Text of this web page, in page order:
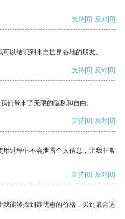
支持[0] 反对[0]
以结识到来自世界各地的朋友。
支持[0] 反对[0]
们带来了无限的隐私和自由。
支持[0] 反对[0]
过程中不会泄露个人信息，让我非常
支持[0] 反对[0]
能够找到最优惠的价格，买到最合适